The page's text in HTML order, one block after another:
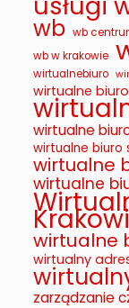
wb wb
wb w krakowie
wirtualnebiuro
wirtualne
wirtualne
wirtualne biuro
wirtualne
wirtualne
wirtualne
wirtualny
zarządzanie